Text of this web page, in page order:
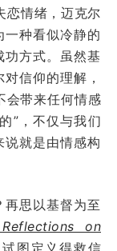
恋情绪，迈克尔
种看似冷静的
方式。虽然基
信仰的理解，
会带来任何情感
”，不仅与我们
就是由情感构
思以基督为至
on
试图定义得救信